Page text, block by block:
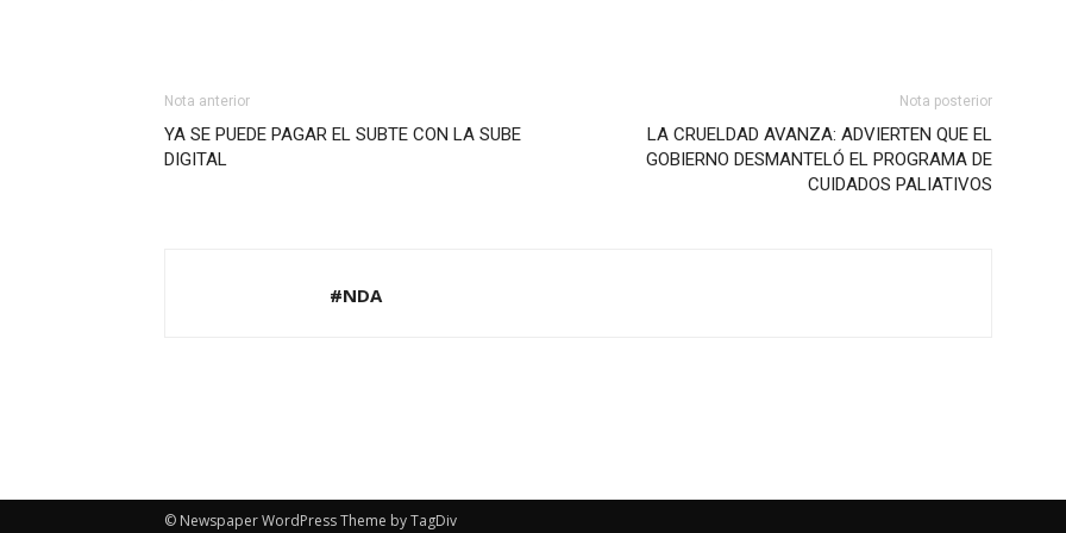
Nota anterior
YA SE PUEDE PAGAR EL SUBTE CON LA SUBE
DIGITAL
Nota posterior
LA CRUELDAD AVANZA: ADVIERTEN QUE EL
GOBIERNO DESMANTELÓ EL PROGRAMA DE
CUIDADOS PALIATIVOS
#NDA
© Newspaper WordPress Theme by TagDiv